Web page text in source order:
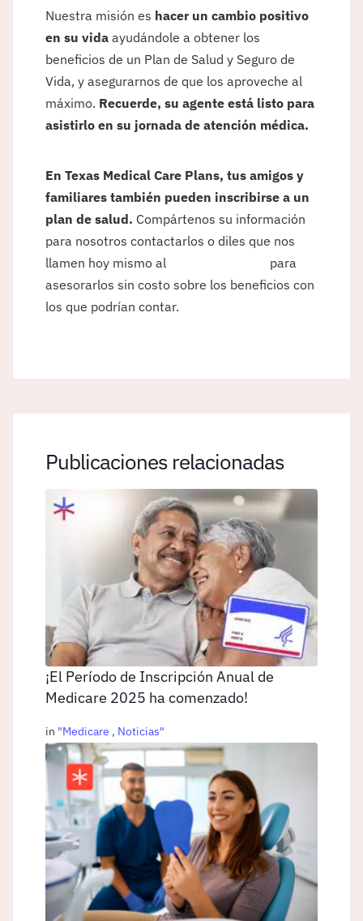
Nuestra misión es hacer un cambio positivo
en su vida ayudándole a obtener los
beneficios de un Plan de Salud y Seguro de
Vida, y asegurarnos de que los aproveche al
máximo. Recuerde, su agente está listo para
asistirlo en su jornada de atención médica.
En Texas Medical Care Plans, tus amigos y
familiares también pueden inscribirse a un
plan de salud. Compártenos su información
para nosotros contactarlos o diles que nos
llamen hoy mismo al
para
asesorarlos sin costo sobre los beneficios con
los que podrían contar.
Publicaciones relacionadas
¡El Período de Inscripción Anual de
Medicare 2025 ha comenzado!
in "Medicare , Noticias"